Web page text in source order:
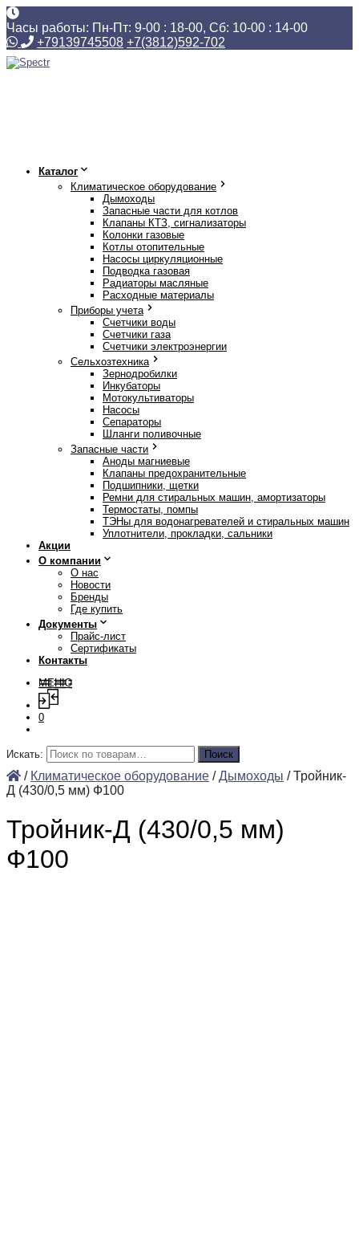
Часы работы: Пн-Пт: 9-00 : 18-00, Сб: 10-00 : 14-00
+79139745508 +7(3812)592-702
Каталог
Климатическое оборудование
Дымоходы
Запасные части для котлов
Клапаны КТЗ, сигнализаторы
Колонки газовые
Котлы отопительные
Насосы циркуляционные
Подводка газовая
Радиаторы масляные
Расходные материалы
Приборы учета
Счетчики воды
Счетчики газа
Счетчики электроэнергии
Сельхозтехника
Зернодробилки
Инкубаторы
Мотокультиваторы
Насосы
Сепараторы
Шланги поливочные
Запасные части
Аноды магниевые
Клапаны предохранительные
Подшипники, щетки
Ремни для стиральных машин, амортизаторы
Термостаты, помпы
ТЭНы для водонагревателей и стиральных машин
Уплотнители, прокладки, сальники
Акции
О компании
О нас
Новости
Бренды
Где купить
Документы
Прайс-лист
Сертификаты
Контакты
МЕНЮ
0
Искать: Поиск
/ Климатическое оборудование /Дымоходы /Тройник-
Д (430/0,5 мм) Ф100
Тройник-Д (430/0,5 мм)
Ф100